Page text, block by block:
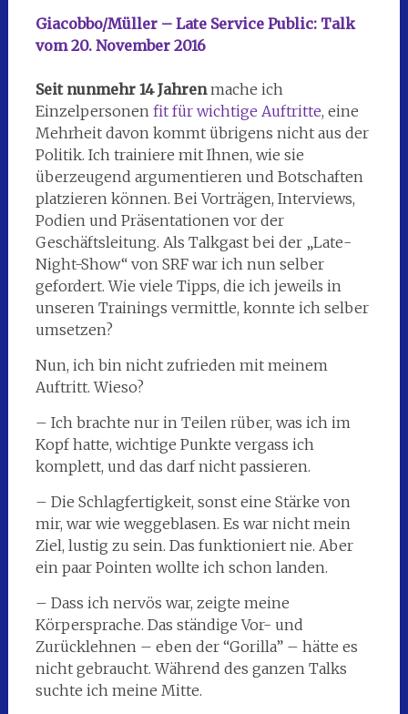
Giacobbo/Müller – Late Service Public: Talk
vom 20. November 2016
Seit nunmehr 14 Jahrenmache ich
Einzelpersonen fit für wichtige Auftritte, eine
Mehrheit davon kommt übrigens nicht aus der
Politik. Ich trainiere mit Ihnen, wie sie
überzeugend argumentieren und Botschaften
platzieren können. Bei Vorträgen, Interviews,
Podien und Präsentationen vor der
Geschäftsleitung. Als Talkgast bei der „Late-
Night-Show“ von SRF war ich nun selber
gefordert. Wie viele Tipps, die ich jeweils in
unseren Trainings vermittle, konnte ich selber
umsetzen?
Nun, ich bin nicht zufrieden mit meinem
Auftritt. Wieso?
– Ich brachte nur in Teilen rüber, was ich im
Kopf hatte, wichtige Punkte vergass ich
komplett, und das darf nicht passieren.
– Die Schlagfertigkeit, sonst eine Stärke von
mir, war wie weggeblasen. Es war nicht mein
Ziel, lustig zu sein. Das funktioniert nie. Aber
ein paar Pointen wollte ich schon landen.
– Dass ich nervös war, zeigte meine
Körpersprache. Das ständige Vor- und
Zurücklehnen – eben der “Gorilla” – hätte es
nicht gebraucht. Während des ganzen Talks
suchte ich meine Mitte.